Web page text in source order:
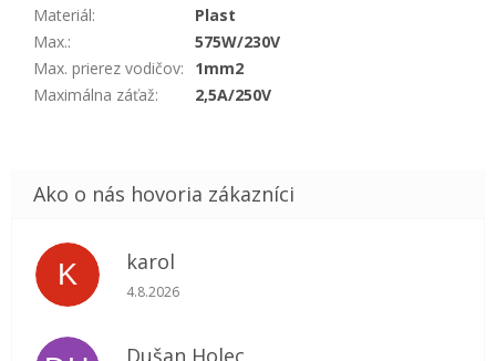
Materiál:
Plast
Max.:
575W/230V
Max. prierez vodičov:
1mm2
Maximálna záťaž: 2,5A/250V
K karol
Hodnotenie obchodu je 5 z 5 hviezdičiek.
4.8.2026
Dušan Holec